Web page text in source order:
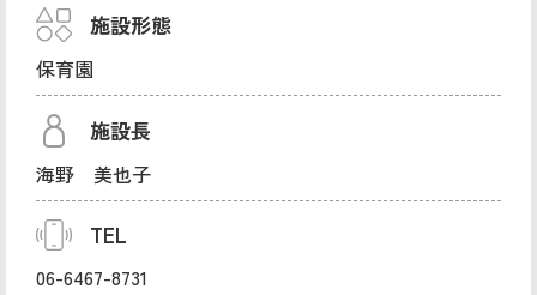
施設形態
保育園
施設長
海野 美也子
TEL
06-6467-8731